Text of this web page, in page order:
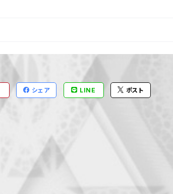
シェア LINE ポスト